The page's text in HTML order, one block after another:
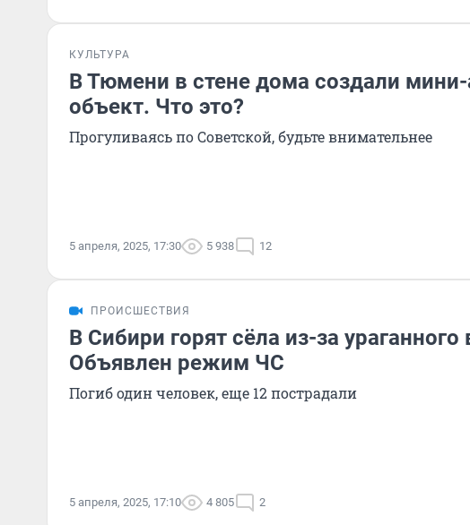
КУЛЬТУРА
В Тюмени в стене дома создали мини-
объект. Что это?
Прогуливаясь по Советской, будьте внимательнее
5 апреля, 2025, 17:30 5 938 12
ПРОИСШЕСТВИЯ
В Сибири горят сёла из-за ураганного
Объявлен режим ЧС
Погиб один человек, еще 12 пострадали
5 апреля, 2025, 17:10 4 805 2